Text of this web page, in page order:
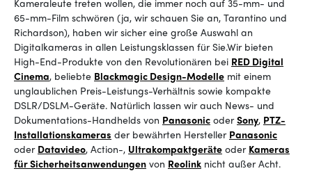
Kameraleute treten wollen, die immer noch auf 35-mm- und
65-mm-Film schwören (ja, wir schauen Sie an, Tarantino und
Richardson), haben wir sicher eine große Auswahl an
Digitalkameras in allen Leistungsklassen für Sie.Wir bieten
High-End-Produkte von den Revolutionären bei RED Digital
Cinema, beliebte Blackmagic Design-Modelle mit einem
unglaublichen Preis-Leistungs-Verhältnis sowie kompakte
DSLR/DSLM-Geräte. Natürlich lassen wir auch News- und
Dokumentations-Handhelds von Panasonic oder Sony, PTZ-
Installationskameras der bewährten Hersteller Panasonic
oder Datavideo, Action-, Ultrakompaktgeräte oder Kameras
für Sicherheitsanwendungen von Reolink nicht außer Acht.